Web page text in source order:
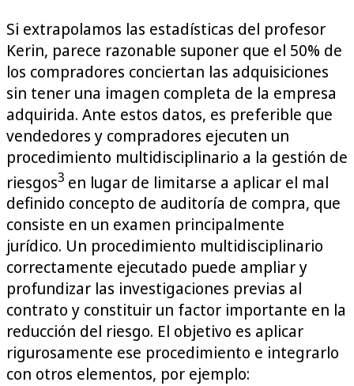
Si extrapolamos las estadísticas del profesor
Kerin, parece razonable suponer que el 50% de
los compradores conciertan las adquisiciones
sin tener una imagen completa de la empresa
adquirida. Ante estos datos, es preferible que
vendedores y compradores ejecuten un
procedimiento multidisciplinario a la gestión de
riesgos3 en lugar de limitarse a aplicar el mal
definido concepto de auditoría de compra, que
consiste en un examen principalmente
jurídico. Un procedimiento multidisciplinario
correctamente ejecutado puede ampliar y
profundizar las investigaciones previas al
contrato y constituir un factor importante en la
reducción del riesgo. El objetivo es aplicar
rigurosamente ese procedimiento e integrarlo
con otros elementos, por ejemplo: